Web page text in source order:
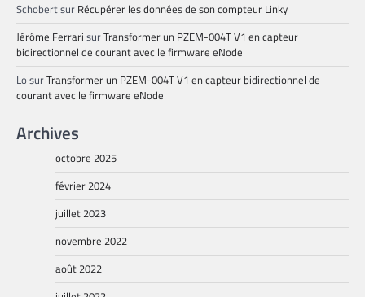
Schobertsur Récupérer les données de son compteur Linky
Jérôme Ferrari surTransformer un PZEM-004T V1 en capteur
bidirectionnel de courant avec le firmware eNode
LosurTransformer un PZEM-004T V1 en capteur bidirectionnel de
courant avec le firmware eNode
Archives
octobre 2025
février 2024
juillet 2023
novembre 2022
août 2022